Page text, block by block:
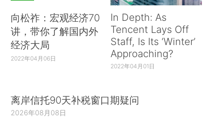
向松祚：宏观经济70
讲，带你了解国内外
经济大局
2022年04月06日
In Depth: As
Tencent Lays Off
Staff, Is Its ‘Winter’
Approaching?
2022年04月01日
离岸信托90天补税窗口期疑问
2026年08月08日